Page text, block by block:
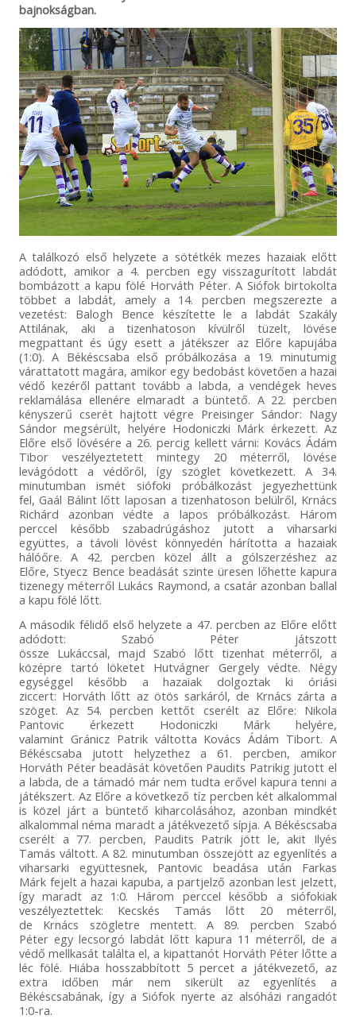
bajnokságban.
A találkozó első helyzete a sötétkék mezes hazaiak előtt
adódott, amikor a 4. percben egy visszagurított labdát
bombázott a kapu fölé Horváth Péter. A Siófok birtokolta
többet a labdát, amely a 14. percben megszerezte a
vezetést: Balogh Bence készítette le a labdát Szakály
Attilának, aki a tizenhatoson kívülről tüzelt, lövése
megpattant és úgy esett a játékszer az Előre kapujába
(1:0). A Békéscsaba első próbálkozása a 19. minutumig
várattatott magára, amikor egy bedobást követően a hazai
védő kezéről pattant tovább a labda, a vendégek heves
reklamálása ellenére elmaradt a büntető. A 22. percben
kényszerű cserét hajtott végre Preisinger Sándor: Nagy
Sándor megsérült, helyére Hodoniczki Márk érkezett. Az
Előre első lövésére a 26. percig kellett várni: Kovács Ádám
Tibor veszélyeztetett mintegy 20 méterről, lövése
levágódott a védőről, így szöglet következett. A 34.
minutumban ismét siófoki próbálkozást jegyezhettünk
fel, Gaál Bálint lőtt laposan a tizenhatoson belülről, Krnács
Richárd azonban védte a lapos próbálkozást. Három
perccel később szabadrúgáshoz jutott a viharsarki
együttes, a távoli lövést könnyedén hárította a hazaiak
hálóőre. A 42. percben közel állt a gólszerzéshez az
Előre, Styecz Bence beadását szinte üresen lőhette kapura
tizenegy méterről Lukács Raymond, a csatár azonban ballal
a kapu fölé lőtt.
A második félidő első helyzete a 47. percben az Előre előtt
adódott: Szabó Péter játszott
össze Lukáccsal, majd Szabó lőtt tizenhat méterről, a
középre tartó löketet Hutvágner Gergely védte. Négy
egységgel később a hazaiak dolgoztak ki óriási
ziccert: Horváth lőtt az ötös sarkáról, de Krnács zárta a
szöget. Az 54. percben kettőt cserélt az Előre: Nikola
Pantovic érkezett Hodoniczki Márk helyére,
valamint Gránicz Patrik váltotta Kovács Ádám Tibort. A
Békéscsaba jutott helyzethez a 61. percben, amikor
Horváth Péter beadását követően Paudits Patrikig jutott el
a labda, de a támadó már nem tudta erővel kapura tenni a
játékszert. Az Előre a következő tíz percben két alkalommal
is közel járt a büntető kiharcolásához, azonban mindkét
alkalommal néma maradt a játékvezető sípja. A Békéscsaba
cserélt a 77. percben, Paudits Patrik jött le, akit Ilyés
Tamás váltott. A 82. minutumban összejött az egyenlítés a
viharsarki együttesnek, Pantovic beadása után Farkas
Márk fejelt a hazai kapuba, a partjelző azonban lest jelzett,
így maradt az 1:0. Három perccel később a siófokiak
veszélyeztettek: Kecskés Tamás lőtt 20 méterről,
de Krnács szögletre mentett. A 89. percben Szabó
Péter egy lecsorgó labdát lőtt kapura 11 méterről, de a
védő mellkasát találta el, a kipattanót Horváth Péter lőtte a
léc fölé. Hiába hosszabbított 5 percet a játékvezető, az
extra időben már nem sikerült az egyenlítés a
Békéscsabának, így a Siófok nyerte az alsóházi rangadót
1:0-ra.